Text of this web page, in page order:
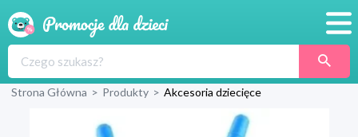
Produkty
Strona Główna > Produkty > Akcesoria dziecięce